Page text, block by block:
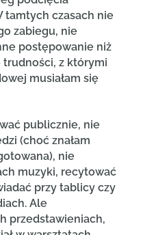
tamtych czasach nie
zabiegu, nie
postępowanie niż
trudności, z którymi
musiałam się
publicznie, nie
(choć znałam
nie
muzyki, recytować
przy tablicy czy
Ale
przedstawieniach,